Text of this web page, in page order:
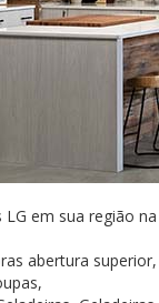
em sua região na
abertura superior,